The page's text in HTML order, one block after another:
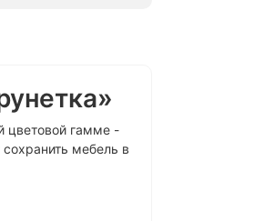
цветовой гамме -
мебель в